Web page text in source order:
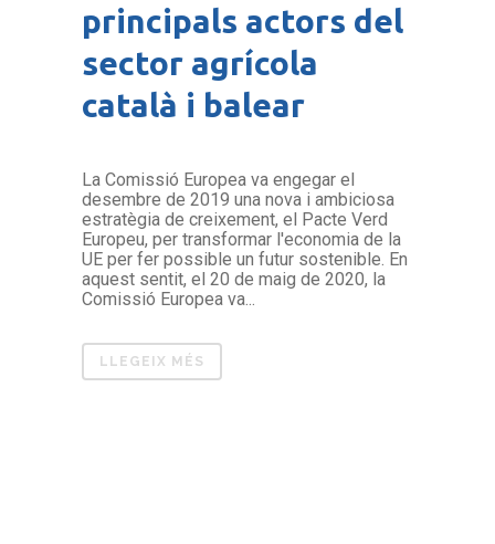
principals actors del
sector agrícola
català i balear
La Comissió Europea va engegar el
desembre de 2019 una nova i ambiciosa
estratègia de creixement, el Pacte Verd
Europeu, per transformar l'economia de la
UE per fer possible un futur sostenible. En
aquest sentit, el 20 de maig de 2020, la
Comissió Europea va...
LLEGEIX MÉS